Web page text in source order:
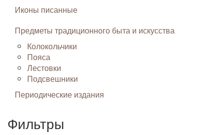
Иконы писанные
Предметы традиционного быта и искусства
Колокольчики
Пояса
Лестовки
Подсвешники
Периодические издания
Фильтры